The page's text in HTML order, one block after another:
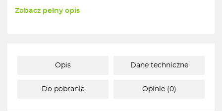
Zobacz pełny opis
Opis Dane techniczne
Do pobrania Opinie (0)